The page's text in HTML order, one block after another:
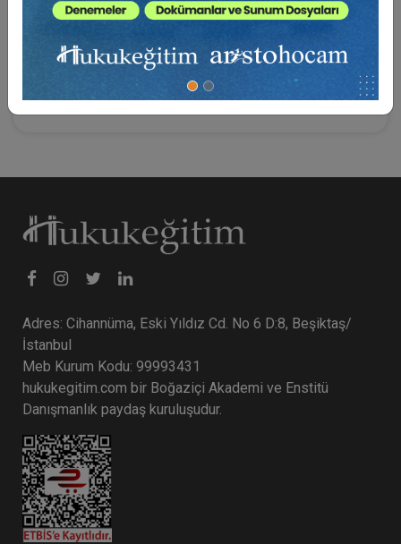
kişilik hakkını hukuki işlemler karşısında korumayı
hedeflemiştir. Bu korumanın gerçekleşmesi için doğaldır
ki kişilik hakkını ihlal eden sözleşmeye kişilik hakkını
ihlal ettiği hali ile geçerlilik tanımamak gerekir.
Adres: Cihannüma, Eski Yıldız Cd. No 6 D:8, Beşiktaş/
İstanbul
Meb Kurum Kodu: 99993431
hukukegitim.com bir Boğaziçi Akademi ve Enstitü
Danışmanlık paydaş kuruluşudur.